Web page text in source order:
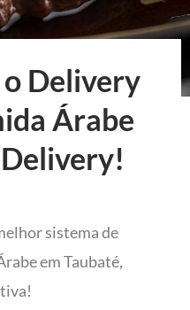
Delivery
Árabe
sistema de
em Taubaté,